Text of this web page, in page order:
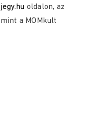
oldalon, az
a MOMkult